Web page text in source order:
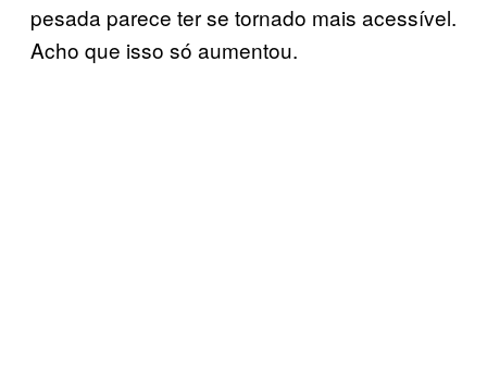
pesada parece ter se tornado mais acessível.
Acho que isso só aumentou.